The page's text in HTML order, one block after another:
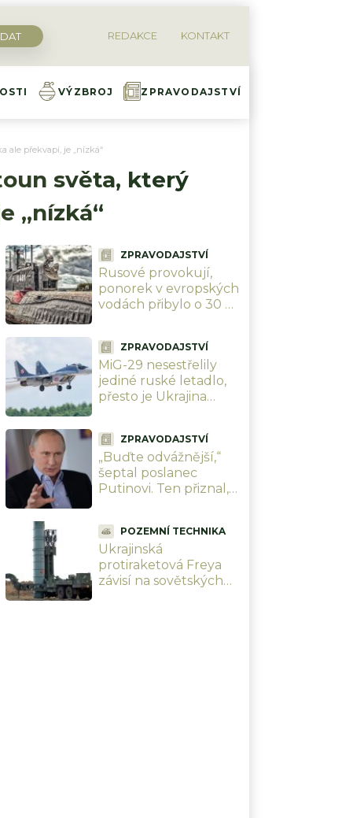
REDAKCE KONTAKT
VÝZBROJ ZPRAVODAJSTVÍ
ale překvapí, je „nízká“
světa, který
„nízká“
ZPRAVODAJSTVÍ
Rusové provokují,
ponorek v evropských
vodách přibylo o 30 %.
je bude lovit
ZPRAVODAJSTVÍ
MiG-29 nesestřelily
jediné ruské letadlo,
přesto je Ukrajina
jí pošle své poslední
ZPRAVODAJSTVÍ
„Buďte odvážnější,“
šeptal poslanec
Putinovi. Ten přiznal,
ztrátyPOZEMNÍ TECHNIKA
Ukrajinská
protiraketová Freya
závisí na sovětských